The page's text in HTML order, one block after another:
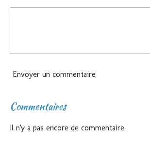
Envoyer un commentaire
Commentaires
Il n'y a pas encore de commentaire.